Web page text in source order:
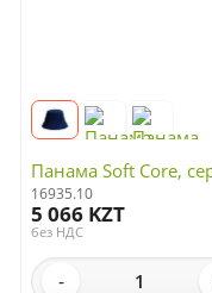
Панама Soft Core,
16935.10
5 066 KZT
без НДС
-